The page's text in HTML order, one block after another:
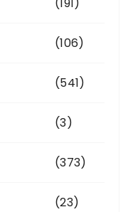
(106)
(541)
(3)
(373)
(23)